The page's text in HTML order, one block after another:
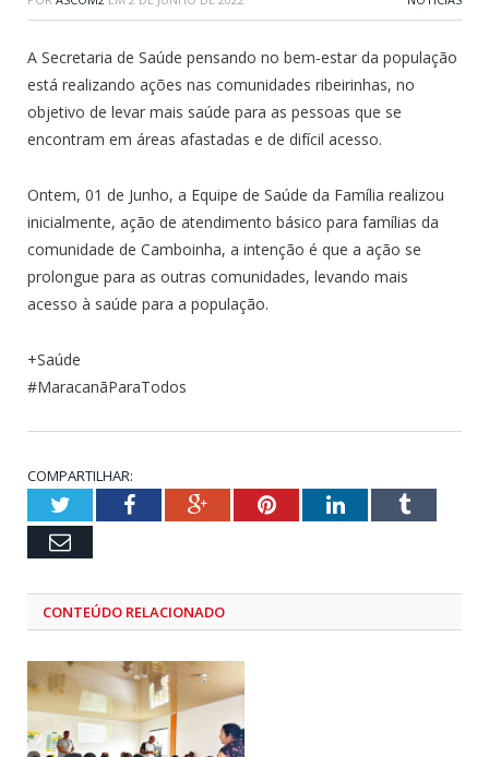
A Secretaria de Saúde pensando no bem-estar da população
está realizando ações nas comunidades ribeirinhas, no
objetivo de levar mais saúde para as pessoas que se
encontram em áreas afastadas e de difícil acesso.
Ontem, 01 de Junho, a Equipe de Saúde da Família realizou
inicialmente, ação de atendimento básico para famílias da
comunidade de Camboinha, a intenção é que a ação se
prolongue para as outras comunidades, levando mais
acesso à saúde para a população.
+Saúde
#MaracanãParaTodos
COMPARTILHAR:
TwitterFacebookGoogle+PinterestLinkedInTumblr
Email
CONTEÚDO RELACIONADO